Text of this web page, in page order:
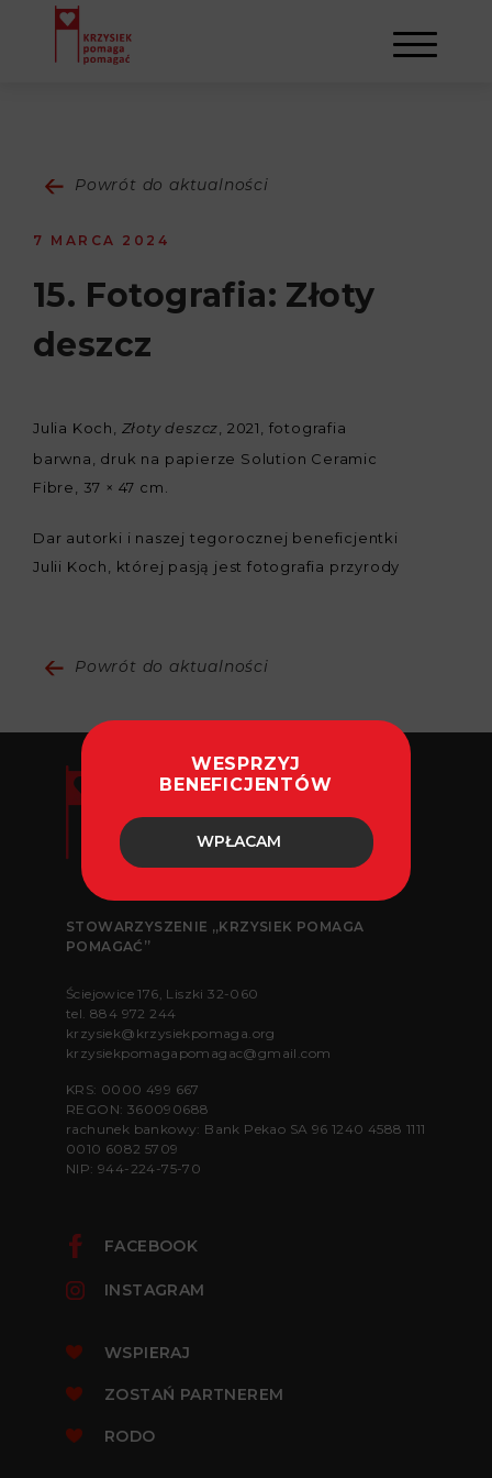
NAPISALI O NAS
NASI BENEFICJENCI
WYDARZENIA
KONTAKT
Powrót do aktualności
7 MARCA 2024
15. Fotografia: Złoty
deszcz
Julia Koch, Złoty deszcz
, 2021, fotografia
barwna, druk na papierze Solution Ceramic
Fibre, 37 × 47 cm.
Dar autorki i naszej tegorocznej beneficjentki
Julii Koch, której pasją jest fotografia przyrody
Powrót do aktualności
WESPRZYJ
BENEFICJENTÓW
WPŁACAM
STOWARZYSZENIE „KRZYSIEK POMAGA
POMAGAĆ”
Ściejowice 176, Liszki 32-060
tel. 884 972 244
krzysiek@krzysiekpomaga.org
krzysiekpomagapomagac@gmail.com
KRS: 0000 499 667
REGON: 360090688
rachunek bankowy: Bank Pekao SA 96 1240 4588 1111
0010 6082 5709
NIP: 944-224-75-70
FACEBOOK
INSTAGRAM
WSPIERAJ
ZOSTAŃ PARTNEREM
RODO